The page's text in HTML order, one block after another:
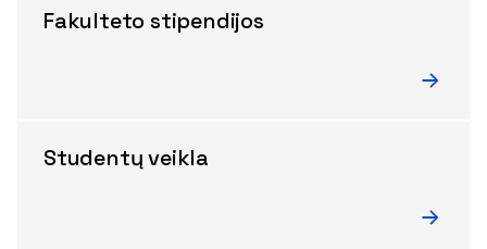
Fakulteto stipendijos
Studentų veikla